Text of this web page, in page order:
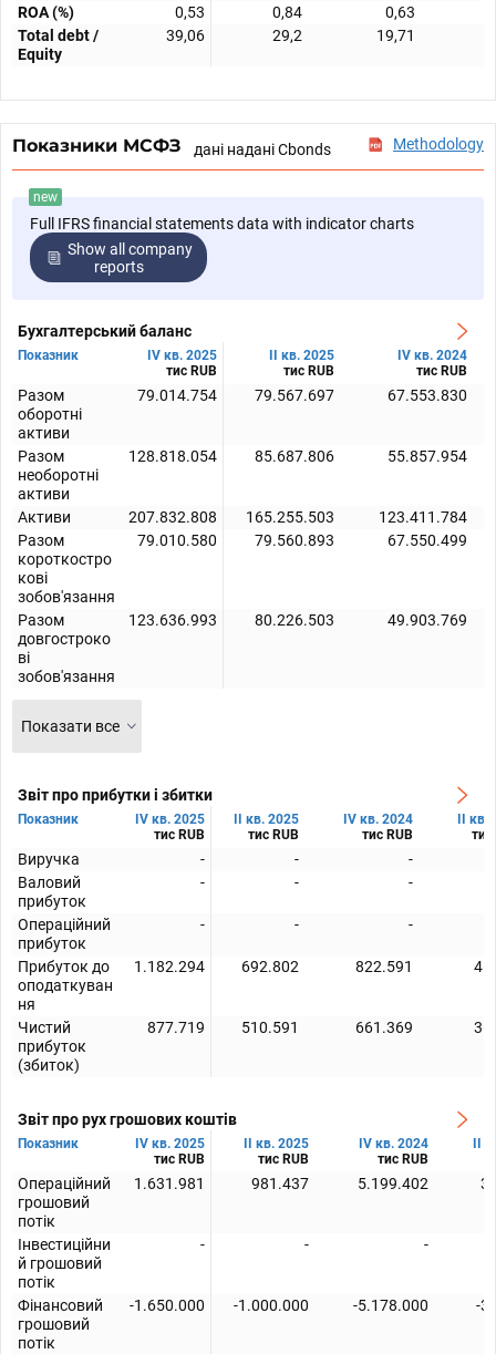
ROA (%)
0,53 0,84
0,63
Total debt /
Equity
39,06 29,2 19,71
Показники МСФЗ дані надані Cbonds Methodology
new
Full IFRS financial statements data with indicator charts
Show all company
reports
Бухгалтерський баланс
Показник
IV кв. 2025
тис RUB
II кв. 2025
тис RUB
IV кв. 2024
тис RUB
Разом
оборотні
активи
79.014.754 79.567.697 67.553.830
Разом
необоротні
активи
128.818.054 85.687.806 55.857.954
Активи 207.832.808 165.255.503
123.411.784
Разом
короткостро
кові
зобов'язання
79.010.580 79.560.893 67.550.499
Разом
довгостроко
ві
зобов'язання
123.636.993 80.226.503 49.903.769
Показати все
Звіт про прибутки і збитки
Показник
IV кв. 2025
тис RUB
II кв. 2025
тис RUB
IV кв. 2024
тис RUB
II кв.
тис
Виручка - -
-
Валовий
прибуток
- - -
Операційний
прибуток
- - -
Прибуток до
оподаткуван
ня
1.182.294 692.802 822.591
Чистий
прибуток
(збиток)
877.719 510.591 661.369
Звіт про рух грошових коштів
Показник
IV кв. 2025
тис RUB
II кв. 2025
тис RUB
IV кв. 2024
тис RUB
II
Операційний
грошовий
потік
1.631.981 981.437 5.199.402
Інвестиційни
й грошовий
потік
- - -
Фінансовий
грошовий
потік
-1.650.000 -1.000.000 -5.178.000 -